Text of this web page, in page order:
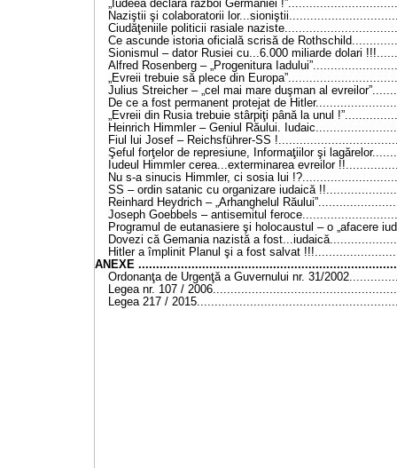
„Iudeea declară război Germaniei
Naziştii şi colaboratorii
Ciudăţeniile politicii rasiale
Ce ascunde istoria oficială scrisă de
Sionismul – dator Rusiei cu...6.000 miliarde dolari
Alfred Rosenberg – „Progenitura
„Evreii trebuie să plece din
Julius Streicher – „cel mai mare duşman al
De ce a fost permanent protejat de
„Evreii din Rusia trebuie stârpiţi până la unul
Heinrich Himmler – Geniul Răului.
Fiul lui Josef – Reichsführer-SS
Şeful forţelor de represiune, Informaţiilor şi
Iudeul Himmler cerea...exterminarea evreilor
Nu s-a sinucis Himmler, ci sosia lui
SS – ordin satanic cu organizare iudaică
Reinhard Heydrich – „Arhanghelul
Joseph Goebbels – antisemitul
Programul de eutanasiere şi holocaustul – o „afacere
Dovezi că Gemania nazistă a
Hitler a împlinit Planul şi a fost salvat
ANEXE
Ordonanţa de Urgenţă a Guvernului nr. 31/
Legea nr. 107 /
Legea 217 /